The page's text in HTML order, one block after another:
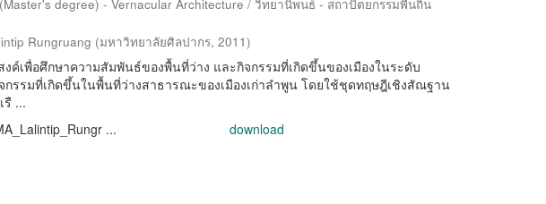
degree) - Vernacular Architecture / วิทยานิพนธ์ - สถาปัตยกรรมพื้นถิ่น
Rungruang (มหาวิทยาลัยศิลปากร, 2011)
ค์เพื่อศึกษาความสัมพันธ์ของพื้นที่ว่าง และกิจกรรมที่เกิดขึ้นของเมืองในระดับ
รรมที่เกิดขึ้นในพื้นที่ว่างสาธารณะของเมืองเก่าลำพูน โดยใช้ชุดทฤษฎีเชิงสัณฐาน
รื ...
... download